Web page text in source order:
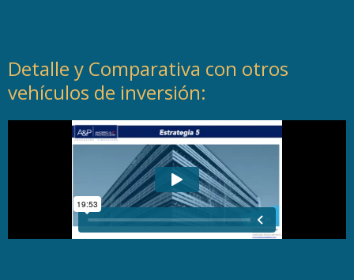
Detalle y Comparativa con otros
vehículos de inversión: